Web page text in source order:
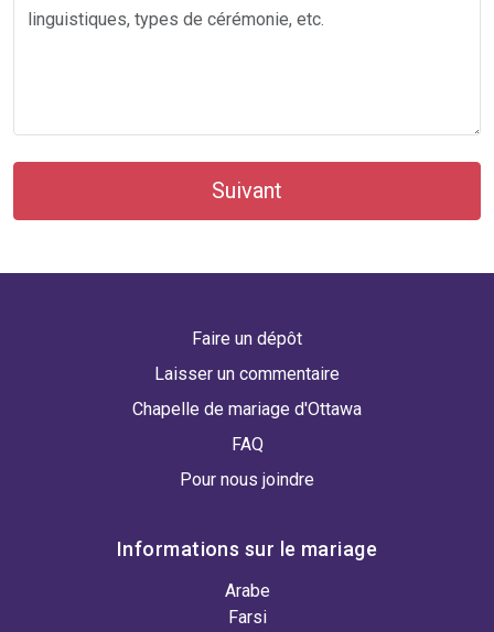
Suivant
Faire un dépôt
Laisser un commentaire
Chapelle de mariage d'Ottawa
FAQ
Pour nous joindre
Informations sur le mariage
Arabe
Farsi